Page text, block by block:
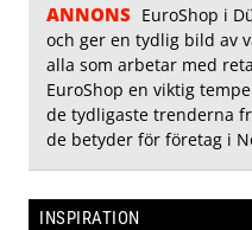
ANNONS EuroShop i
och ger en tydlig bild av
alla som arbetar med
EuroShop en viktig
de tydligaste trenderna
de betyder för företag i
INSPIRATION